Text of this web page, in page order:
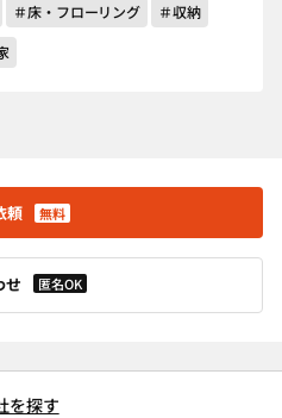
＃床・フローリング
＃収納
頼 無料
せ 匿名OK
を探す